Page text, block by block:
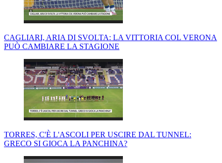
CAGLIARI, ARIA DI SVOLTA: LA VITTORIA COL VERONA
PUÒ CAMBIARE LA STAGIONE
TORRES, C'È L'ASCOLI PER USCIRE DAL TUNNEL:
GRECO SI GIOCA LA PANCHINA?